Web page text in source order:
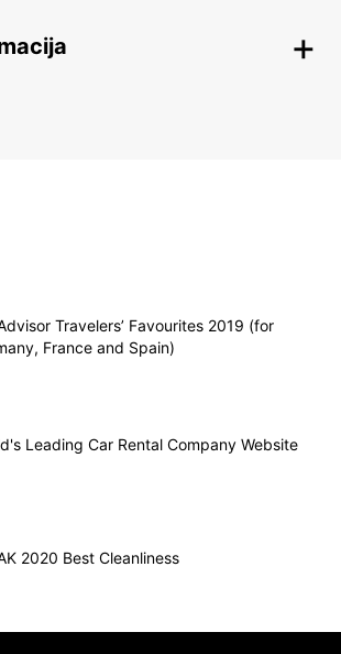
Travelers’ Favourites 2019 (for
France and Spain)
Leading Car Rental Company Website
2020 Best Cleanliness